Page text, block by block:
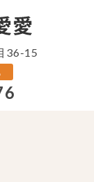
36-15